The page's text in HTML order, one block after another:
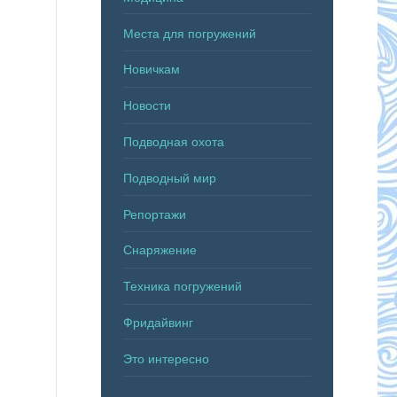
Места для погружений
Новичкам
Новости
Подводная охота
Подводный мир
Репортажи
Снаряжение
Техника погружений
Фридайвинг
Это интересно